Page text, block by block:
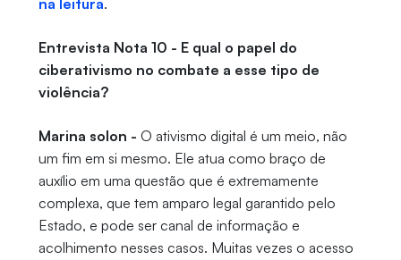
na leitura.
Entrevista Nota 10 - E qual o papel do
ciberativismo no combate a esse tipo de
violência?
Marina solon - O ativismo digital é um meio, não
um fim em si mesmo. Ele atua como braço de
auxílio em uma questão que é extremamente
complexa, que tem amparo legal garantido pelo
Estado, e pode ser canal de informação e
acolhimento nesses casos. Muitas vezes o acesso